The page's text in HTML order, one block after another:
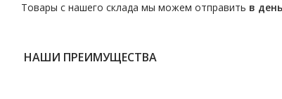
Товары с нашего склада мы можем отправить в
НАШИ ПРЕИМУЩЕСТВА